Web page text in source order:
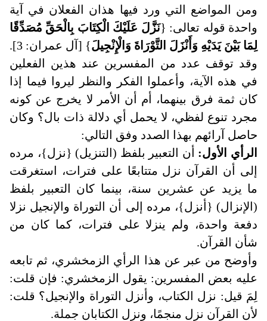
ومن المواضع التي ورد فيها هذان الفعلان في آية
واحدة قوله تعالى: {نَزَّلَ عَلَيْكَ الْكِتَابَ بِالْحَقِّ مُصَدِّقًا
لِمَا بَيْنَ يَدَيْهِ وَأَنْزَلَ التَّوْرَاةَ وَالْإِنْجِيلَ} [آل عمران: 3].
وقد توقف عدد من المفسرين عند هذين الفعلين
في هذه الآية، وأعملوا الفكر والنظر ليروا فيما إذا
كان ثمة فرق بينهما، أم أن الأمر لا يخرج عن كونه
مجرد تنوع لفظي، لا يحمل أي دلالة ذات بال؟ وكان
حاصل آرائهم بهذا الصدد وفق التالي:
الرأي الأول: أن التعبير بلفظ (التنزيل) {نزل}، مرده
إلى أن القرآن نزل متتابعًا على فترات، استغرقت
ما يزيد عن عشرين سنة، بينما كان التعبير بلفظ
(الإنزال) {أنزل}، مرده إلى أن التوراة والإنجيل نزلا
دفعة واحدة، ولم ينزلا على فترات، كما كان من
شأن القرآن.
وأوضح من عبر عن هذا الرأي الزمخشري، ثم تابعه
عليه بعض المفسرين: يقول الزمخشري: فإن قلت:
لِمَ قيل: نزل الكتاب، وأنزل التوراة والإنجيل؟ قلت:
لأن القرآن نزل منجمًا، ونزل الكتابان جملة.